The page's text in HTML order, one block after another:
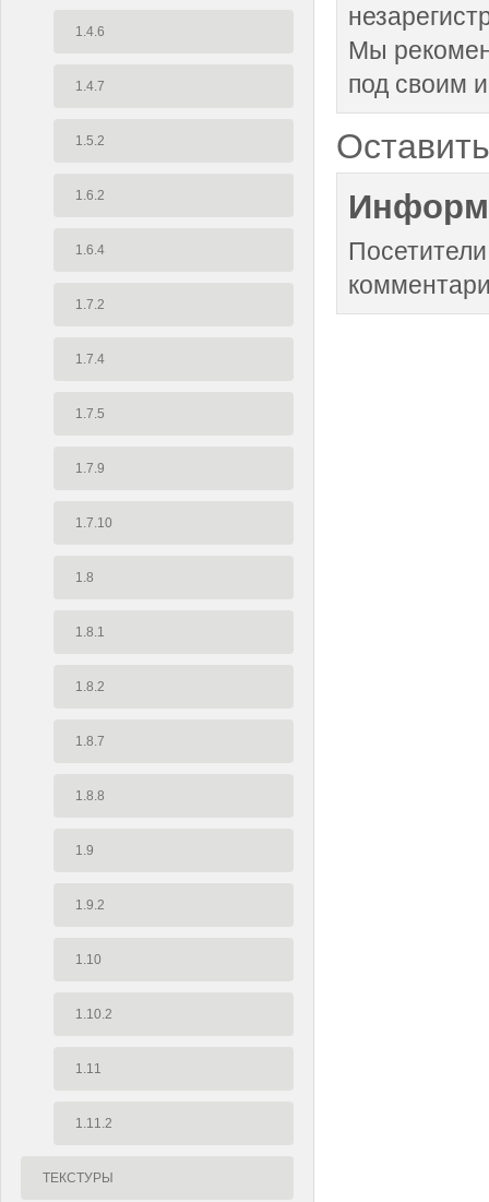
1.4.6
1.4.7
1.5.2
1.6.2
1.6.4
1.7.2
1.7.4
1.7.5
1.7.9
1.7.10
1.8
1.8.1
1.8.2
1.8.7
1.8.8
1.9
1.9.2
1.10
1.10.2
1.11
1.11.2
ТЕКСТУРЫ
Мы
под своим